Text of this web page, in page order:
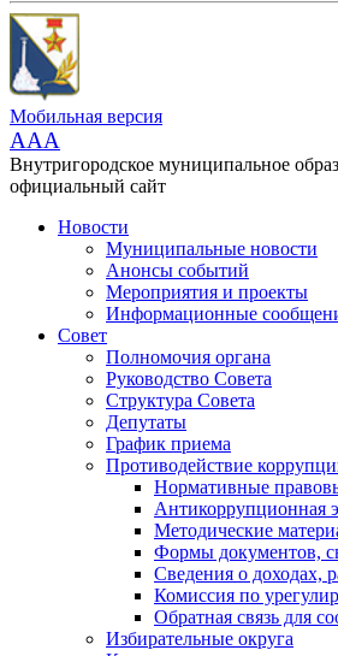
Мобильная версия
AAA
Внутригородское муниципальное
официальный сайт
Новости
Муниципальные новости
Анонсы событий
Мероприятия и проекты
Информационные
Совет
Полномочия органа
Руководство Совета
Структура Совета
Депутаты
График приема
Противодействие
Нормативные
Антикоррупционная
Методические
Формы документов,
Сведения о доходах,
Комиссия по
Обратная связь для
Избирательные округа